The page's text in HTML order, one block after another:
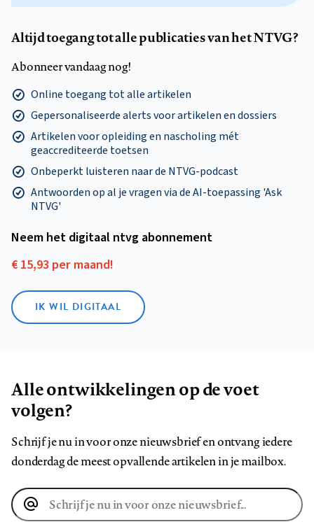
Altijd toegang tot alle publicaties van het NTVG?
Abonneer vandaag nog!
Online toegang tot alle artikelen
Gepersonaliseerde alerts voor artikelen en dossiers
Artikelen voor opleiding en nascholing mét
geaccrediteerde toetsen
Onbeperkt luisteren naar de NTVG-podcast
Antwoorden op al je vragen via de AI-toepassing 'Ask
NTVG'
Neem het digitaal ntvg abonnement
€ 15,93 per maand!
IK WIL DIGITAAL
Alle ontwikkelingen op de voet
volgen?
Schrijf je nu in voor onze nieuwsbrief en ontvang iedere
donderdag de meest opvallende artikelen in je mailbox.
E-